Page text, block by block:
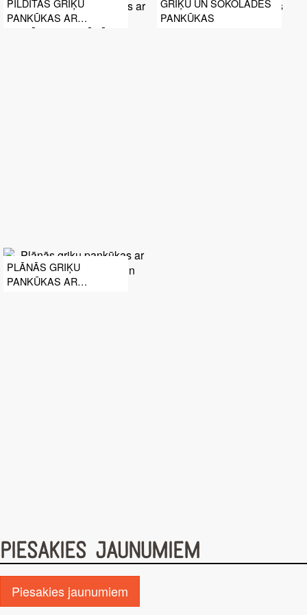
PILDĪTĀS GRIĶU
PANKŪKAS AR
SPINĀTIEM UN SĒNĒM
GRIĶU UN ŠOKOLĀDES
PANKŪKAS
PLĀNĀS GRIĶU
PANKŪKAS AR
PIESAKIES JAUNUMIEM
Piesakies jaunumiem